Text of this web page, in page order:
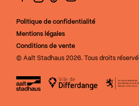
Politique de confidentialité
Mentions légales
Conditions de vente
© Aalt Stadhaus 2026. Tous droits
Aalt StadhausVille de Differdange
Le